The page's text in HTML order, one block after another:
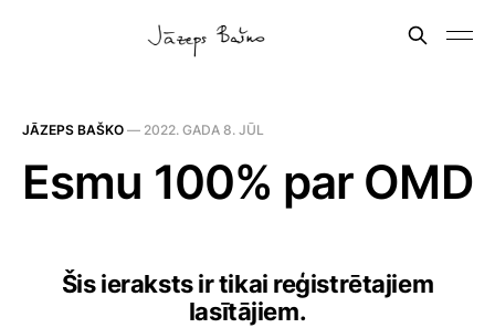
JĀZEPS BAŠKO — 2022. GADA 8. JŪL
Esmu 100% par OMD
Šis ieraksts ir tikai reģistrētajiem
lasītājiem.